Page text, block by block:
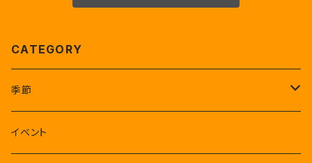
CATEGORY
季節
1-3月
イベント